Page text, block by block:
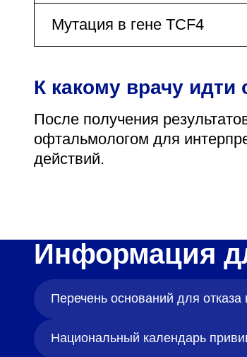
Мутация в гене TCF4
К какому врачу идти
После получения
офтальмологом для
действий.
Информация
Перечень оснований для
Национальный календарь